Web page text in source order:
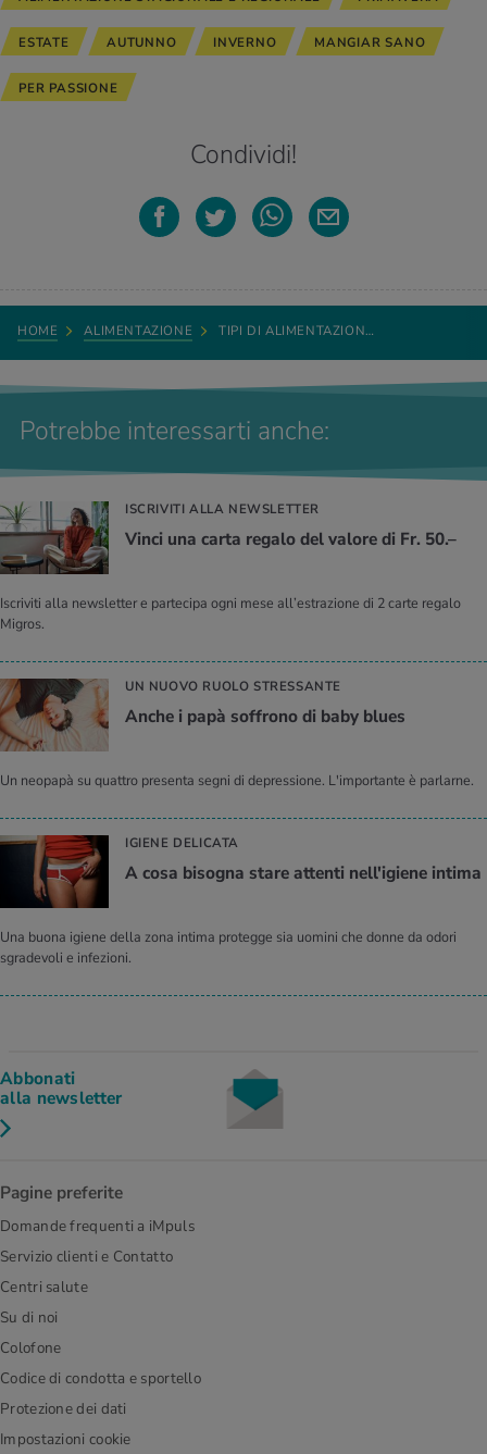
ESTATE AUTUNNO INVERNO MANGIAR SANO
PER PASSIONE
Condividi!
HOME ALIMENTAZIONE TIPI DI ALIMENTAZION…
Potrebbe interessarti anche:
ISCRIVITI ALLA NEWSLETTER
Vinci una carta regalo del valore di Fr. 50.–
Iscriviti alla newsletter e partecipa ogni mese all’estrazione di 2 carte regalo
Migros.
UN NUOVO RUOLO STRESSANTE
Anche i papà soffrono di baby blues
Un neopapà su quattro presenta segni di depressione. L'importante è parlarne.
IGIENE DELICATA
A cosa bisogna stare attenti nell'igiene intima
Una buona igiene della zona intima protegge sia uomini che donne da odori
sgradevoli e infezioni.
Abbonati
alla newsletter
Pagine preferite
Domande frequenti a iMpuls
Servizio clienti e Contatto
Centri salute
Su di noi
Colofone
Codice di condotta e sportello
Protezione dei dati
Impostazioni cookie